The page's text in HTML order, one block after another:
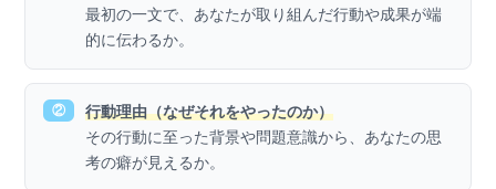
最初の一文で、あなたが取り組んだ行動や成果が端
的に伝わるか。
②
行動理由（なぜそれをやったのか）
その行動に至った背景や問題意識から、あなたの思
考の癖が見えるか。